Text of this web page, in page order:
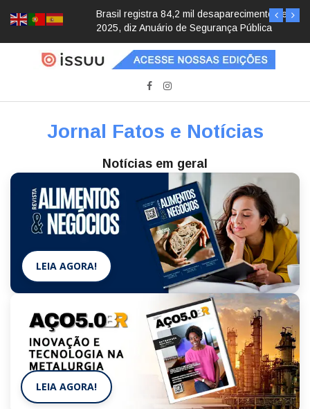
Brasil registra 84,2 mil desaparecimentos em
2025, diz Anuário de Segurança Pública
Jornal Fatos e Notícias
Notícias em geral
LEIA AGORA!
LEIA AGORA!